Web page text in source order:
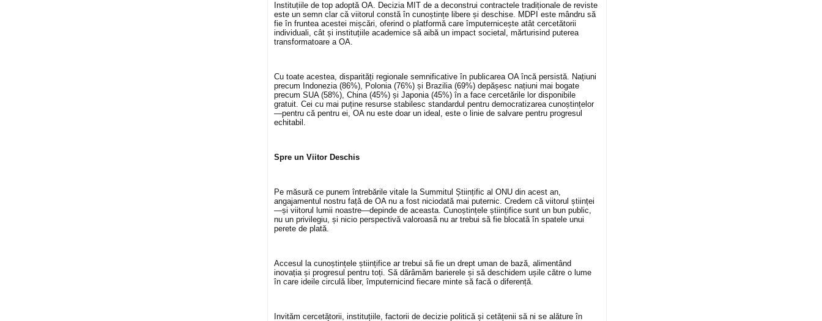
Instituțiile de top adoptă OA. Decizia MIT de a deconstrui contractele tradiționale de reviste
este un semn clar că viitorul constă în cunoștințe libere și deschise. MDPI este mândru să
fie în fruntea acestei mișcări, oferind o platformă care împuternicește atât cercetătorii
individuali, cât și instituțiile academice să aibă un impact societal, mărturisind puterea
transformatoare a OA.
Cu toate acestea, disparități regionale semnificative în publicarea OA încă persistă. Națiuni
precum Indonezia (86%), Polonia (76%) și Brazilia (69%) depășesc națiuni mai bogate
precum SUA (58%), China (45%) și Japonia (45%) în a face cercetările lor disponibile
gratuit. Cei cu mai puține resurse stabilesc standardul pentru democratizarea cunoștințelor
—pentru că pentru ei, OA nu este doar un ideal, este o linie de salvare pentru progresul
echitabil.
Spre un Viitor Deschis
Pe măsură ce punem întrebările vitale la Summitul Științific al ONU din acest an,
angajamentul nostru față de OA nu a fost niciodată mai puternic. Credem că viitorul științei
—și viitorul lumii noastre—depinde de aceasta. Cunoștințele științifice sunt un bun public,
nu un privilegiu, și nicio perspectivă valoroasă nu ar trebui să fie blocată în spatele unui
perete de plată.
Accesul la cunoștințele științifice ar trebui să fie un drept uman de bază, alimentând
inovația și progresul pentru toți. Să dărâmăm barierele și să deschidem ușile către o lume
în care ideile circulă liber, împuternicind fiecare minte să facă o diferență.
Invităm cercetătorii, instituțiile, factorii de decizie politică și cetățenii să ni se alăture în